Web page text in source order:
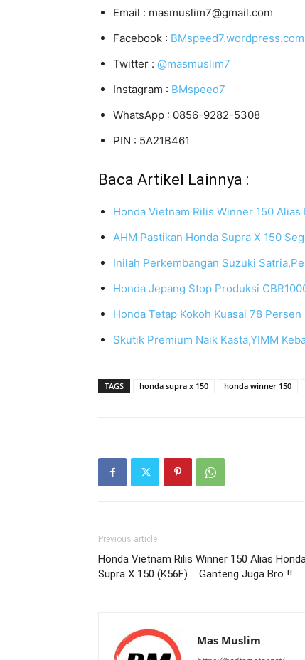
Email : masmuslim7@gmail.com
Facebook : BMspeed7.wordpress.com
Twitter : @masmuslim7
Instagram : BMspeed7
WhatsApp : 0856-9282-5308
PIN : 5A21B461
Baca Artikel Lainnya :
Honda Vietnam Rilis Winner 150
AHM Pastikan Honda Supra X 150
Inilah Perkembangan Suzuki
Honda Jepang Stop Produksi
Honda Tetap Kokoh Kuasai 78
Skutik Premium Naik Kasta,YIMM
TAGS honda supra x 150 honda winner 150
Previous article
Honda Vietnam Rilis Winner 150 Alias
Supra X 150 (K56F) ….Ganteng Juga Bro !!
Mas Muslim